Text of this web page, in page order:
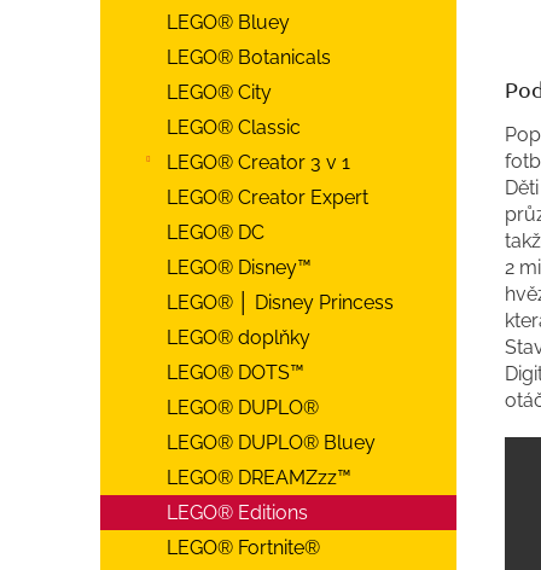
LEGO® Bluey
LEGO® Botanicals
LEGO® City
LEGO® Classic
LEGO® Creator 3 v 1
LEGO® Creator Expert
LEGO® DC
LEGO® Disney™
LEGO® │ Disney Princess
LEGO® doplňky
LEGO® DOTS™
LEGO® DUPLO®
LEGO® DUPLO® Bluey
LEGO® DREAMZzz™
LEGO® Editions
LEGO® Fortnite®
2